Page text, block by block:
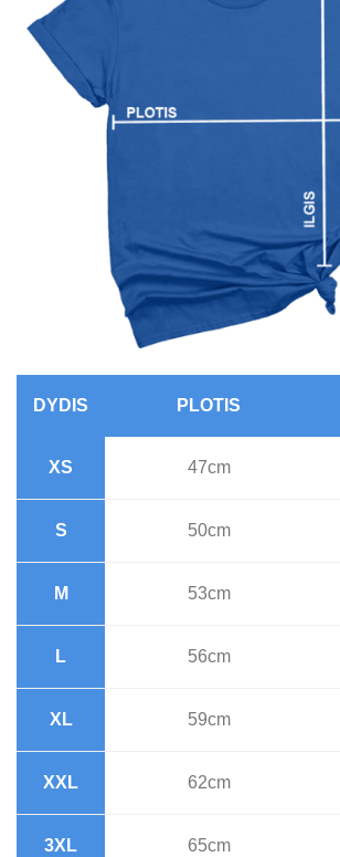
DYDIS PLOTIS
XS 47cm
S 50cm
M 53cm
L 56cm
XL 59cm
XXL 62cm
3XL 65cm